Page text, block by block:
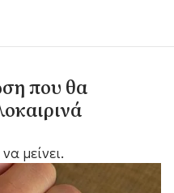
που θα
μείνει.